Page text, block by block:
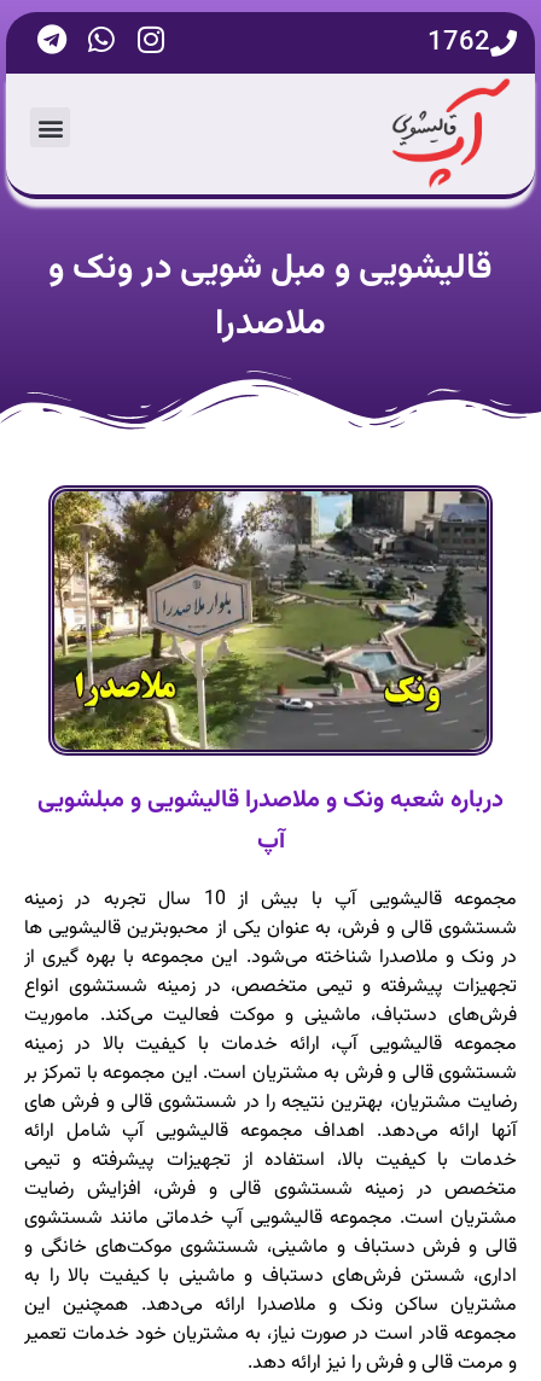
1762
قالیشویی و مبل شویی در ونک و
ملاصدرا
درباره شعبه ونک و ملاصدرا قالیشویی و مبلشویی
آپ
مجموعه قالیشویی آپ با بیش از 10 سال تجربه در زمینه
شستشوی قالی و فرش، به عنوان یکی از محبوبترین قالیشویی ها
در ونک و ملاصدرا شناخته می‌شود. این مجموعه با بهره ‌گیری از
تجهیزات پیشرفته و تیمی متخصص، در زمینه شستشوی انواع
فرش‌های دستباف، ماشینی و موکت فعالیت می‌کند. ماموریت
مجموعه قالیشویی آپ، ارائه خدمات با کیفیت بالا در زمینه
شستشوی قالی و فرش به مشتریان است. این مجموعه با تمرکز بر
رضایت مشتریان، بهترین نتیجه را در شستشوی قالی و فرش ‌های
آنها ارائه می‌دهد. اهداف مجموعه قالیشویی آپ شامل ارائه
خدمات با کیفیت بالا، استفاده از تجهیزات پیشرفته و تیمی
متخصص در زمینه شستشوی قالی و فرش، افزایش رضایت
مشتریان است. مجموعه قالیشویی آپ خدماتی مانند شستشوی
قالی و فرش دستباف و ماشینی، شستشوی موکت‌های خانگی و
اداری، شستن فرش‌های دستباف و ماشینی با کیفیت بالا را به
مشتریان ساکن ونک و ملاصدرا ارائه می‌دهد. همچنین این
مجموعه قادر است در صورت نیاز، به مشتریان خود خدمات تعمیر
و مرمت قالی و فرش را نیز ارائه دهد.